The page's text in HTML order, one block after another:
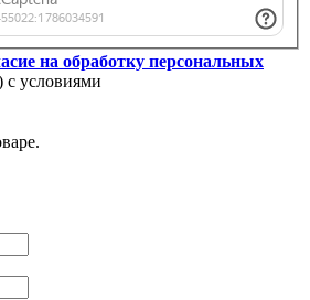
на обработку персональных
с условиями